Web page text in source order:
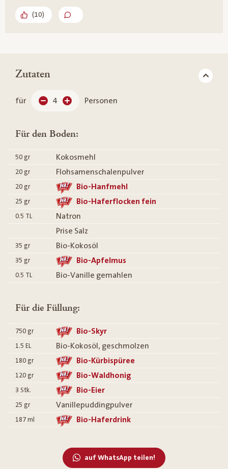
(10)
Zutaten
für 4 Personen
Für den Boden:
50 gr Kokosmehl
20 gr Flohsamenschalenpulver
20 gr Bio-Hanfmehl
25 gr Bio-Haferflocken fein
0.5 TL
Natron
Prise Salz
35 gr Bio-Kokosöl
35 gr Bio-Apfelmus
0.5 TL Bio-Vanille gemahlen
Für die Füllung:
750 gr Bio-Skyr
1.5 EL Bio-Kokosöl, geschmolzen
180 gr Bio-Kürbispüree
120 gr Bio-Waldhonig
3 Stk. Bio-Eier
25 gr Vanillepuddingpulver
187 ml Bio-Haferdrink
auf WhatsApp teilen!